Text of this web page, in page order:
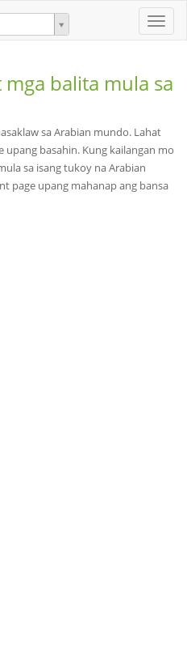
Toggle
balita mula sa
sa Arabian mundo. Lahat
upang basahin. Kung kailangan mo
sa isang tukoy na Arabian
page upang mahanap ang bansa